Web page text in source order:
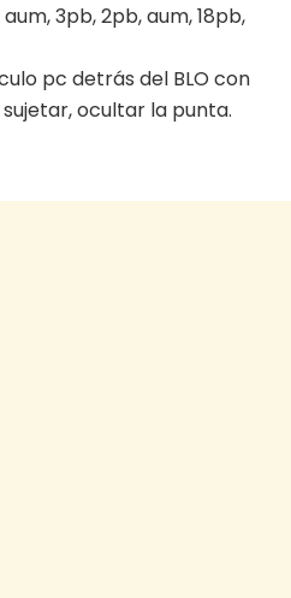
3pb, 2pb, aum, 18pb,
pc detrás del BLO con
ocultar la punta.